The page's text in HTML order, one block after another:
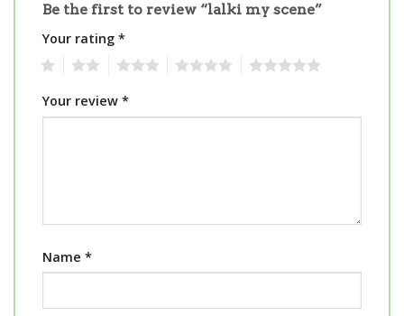
Be the first to review “lalki my scene”
Your rating *
Your review *
Name *